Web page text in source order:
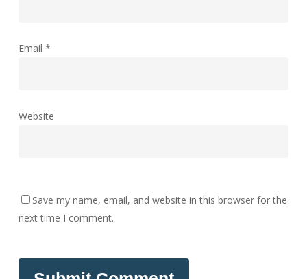
Email *
Website
Save my name, email, and website in this browser for the
next time I comment.